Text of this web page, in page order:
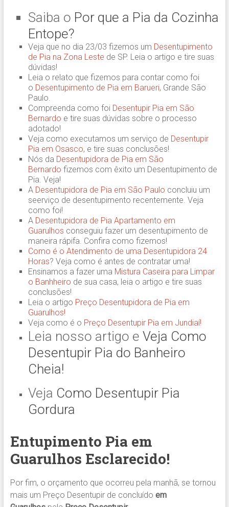
Saiba o Por que a Pia da Cozinha
Entope?
Veja que no dia 23/03 fizemos um Desentupimento
de Pia na Zona Leste de SP. Leia o artigo e tire suas
dúvidas!
Leia o relato que fizemos para contar como foi
o Desentupimento de Pia em Barueri, Grande São
Paulo.
Compreenda como foi Desentupir Pia em São
Bernardo e tire suas dúvidas sobre o processo
adotado!
Veja como executamos um serviço de Desentupir
Pia em Osasco, e tire suas conclusões!
Nós da Desentupidora de Pia em São
Bernardo fizemos com êxito um Desentupimento de
Pia. Veja!
A Desentupidora de Pia em São Paulo concluiu um
seerviço de desentupimento recentemente. Veja
como foi!
A Desentupidora de Pia Apartamento em
Guarulhos conseguiu fazer um desentupimento de
maneira rápifa. Confira como fizemos!
Como é o Atendimento de uma Desentupidora 24
Horas? Veja como é antes de contratar uma!
Ensinamos a fazer uma Mistura Caseira para Limpar
o Banhheiro de sua casa, leia o artigo e tire suas
conclusões!
Leia o artigo Preço Desentupidora de Pia em
Guarulhos!
Veja como é o Preço Desentupir Pia em Jundiaí!
Leia nosso artigo e Veja Como
Desentupir Pia do Banheiro
Cheia!
Veja Como Desentupir Pia
Gordura
Entupimento Pia em
Guarulhos Esclarecido!
Por fim, o orçamento que ocorreu pela manhã, se tornou
mais um Preço Desentupir de concluído em